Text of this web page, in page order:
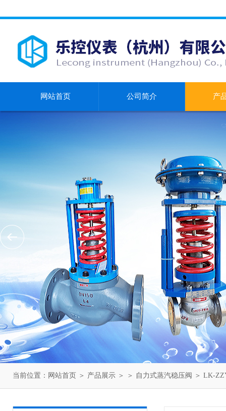
网站首页 公司简介 产
当前位置： 网站首页 ＞ 产品展示 ＞ ＞ 自力式蒸汽稳压阀 ＞ LK-